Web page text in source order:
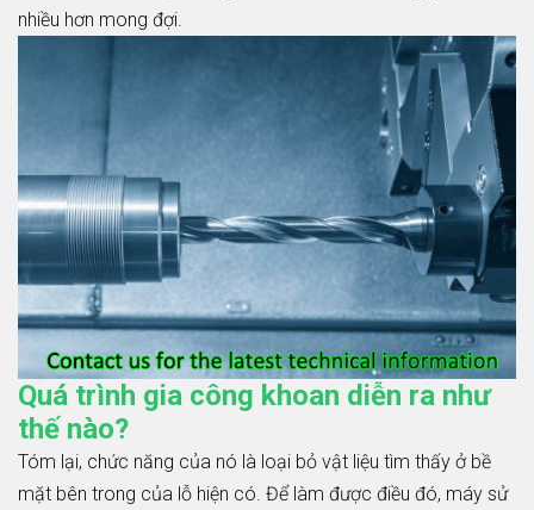
nhiều hơn mong đợi.
Quá trình gia công khoan diễn ra như
thế nào?
Tóm lại, chức năng của nó là loại bỏ vật liệu tìm thấy ở bề
mặt bên trong của lỗ hiện có. Để làm được điều đó, máy sử